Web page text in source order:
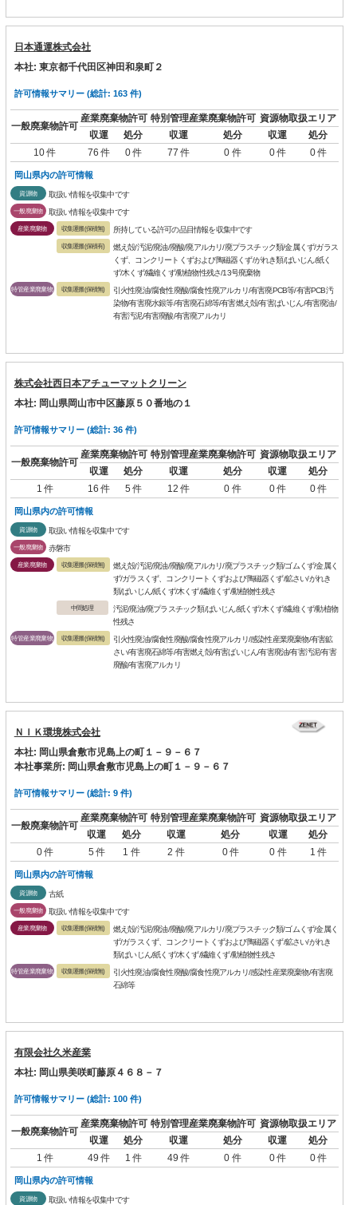
日本通運株式会社
本社: 東京都千代田区神田和泉町２
許可情報サマリー (総計: 163 件)
一般廃棄物許可
産業廃棄物許可 特別管理産業廃棄物許可 資源物取扱エリア
収運
処分 収運 処分 収運
処分
10 件
76 件 0 件 77 件 0 件 0 件 0 件
岡山県内の許可情報
資源物 取扱い情報を収集中です
一般廃棄物 取扱い情報を収集中です
産業廃棄物 収集運搬(保積無) 所持している許可の品目情報を収集中です
収集運搬(保積有)
燃え殻/汚泥/廃油/廃酸/廃アルカリ/廃プラスチック類/金属くず/ガラス
くず、コンクリートくずおよび陶磁器くず/がれき類/ばいじん/紙く
ず/木くず/繊維くず/動植物性残さ/13号廃棄物
特管産業廃棄物 収集運搬(保積無)
引火性廃油/腐食性廃酸/腐食性廃アルカリ/有害廃PCB等/有害PCB汚
染物/有害廃水銀等/有害廃石綿等/有害燃え殻/有害ばいじん/有害廃油/
有害汚泥/有害廃酸/有害廃アルカリ
株式会社西日本アチューマットクリーン
本社: 岡山県岡山市中区藤原５０番地の１
許可情報サマリー (総計: 36 件)
一般廃棄物許可
産業廃棄物許可 特別管理産業廃棄物許可 資源物取扱エリア
収運
処分 収運 処分 収運
処分
1 件
16 件 5 件 12 件 0 件 0 件 0 件
岡山県内の許可情報
資源物 取扱い情報を収集中です
一般廃棄物 赤磐市
産業廃棄物 収集運搬(保積無)
燃え殻/汚泥/廃油/廃酸/廃アルカリ/廃プラスチック類/ゴムくず/金属く
ず/ガラスくず、コンクリートくずおよび陶磁器くず/鉱さい/がれき
類/ばいじん/紙くず/木くず/繊維くず/動植物性残さ
中間処理
汚泥/廃油/廃プラスチック類/ばいじん/紙くず/木くず/繊維くず/動植物
性残さ
特管産業廃棄物 収集運搬(保積無)
引火性廃油/腐食性廃酸/腐食性廃アルカリ/感染性産業廃棄物/有害鉱
さい/有害廃石綿等/有害燃え殻/有害ばいじん/有害廃油/有害汚泥/有害
廃酸/有害廃アルカリ
ＮＩＫ環境株式会社
本社: 岡山県倉敷市児島上の町１－９－６７
本社事業所: 岡山県倉敷市児島上の町１－９－６７
許可情報サマリー (総計: 9 件)
一般廃棄物許可
産業廃棄物許可 特別管理産業廃棄物許可 資源物取扱エリア
収運
処分 収運 処分 収運
処分
0 件
5 件 1 件 2 件 0 件 0 件 1 件
岡山県内の許可情報
資源物 古紙
一般廃棄物 取扱い情報を収集中です
産業廃棄物 収集運搬(保積無)
燃え殻/汚泥/廃油/廃酸/廃アルカリ/廃プラスチック類/ゴムくず/金属く
ず/ガラスくず、コンクリートくずおよび陶磁器くず/鉱さい/がれき
類/ばいじん/紙くず/木くず/繊維くず/動植物性残さ
特管産業廃棄物 収集運搬(保積無)
引火性廃油/腐食性廃酸/腐食性廃アルカリ/感染性産業廃棄物/有害廃
石綿等
有限会社久米産業
本社: 岡山県美咲町藤原４６８－７
許可情報サマリー (総計: 100 件)
一般廃棄物許可
産業廃棄物許可 特別管理産業廃棄物許可 資源物取扱エリア
収運
処分 収運 処分 収運
処分
1 件
49 件 1 件 49 件 0 件 0 件 0 件
岡山県内の許可情報
資源物 取扱い情報を収集中です